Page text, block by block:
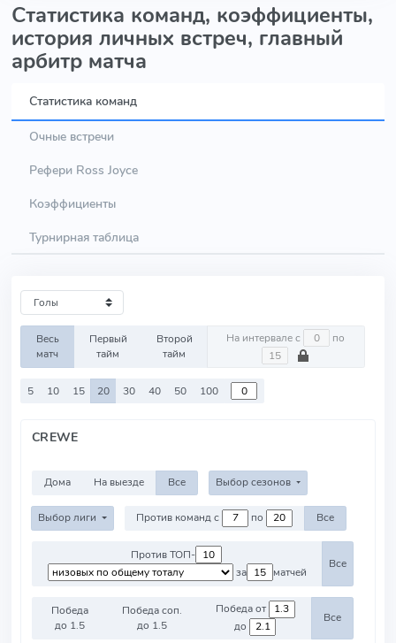
Статистика команд, коэффициенты,
история личных встреч, главный
арбитр матча
Статистика команд
Очные встречи
Рефери Ross Joyce
Коэффициенты
Турнирная таблица
Весь
матч
Первый
тайм
Второй
тайм
На интервале с по
5 10 15 20 30 40 50 100
CREWE
Дома На выезде Все Выбор сезонов
Выбор лиги Против команд с по Все
Против ТОП-
за
матчей
Все
Победа
до 1.5
Победа соп.
до 1.5
Победа от
до
Все